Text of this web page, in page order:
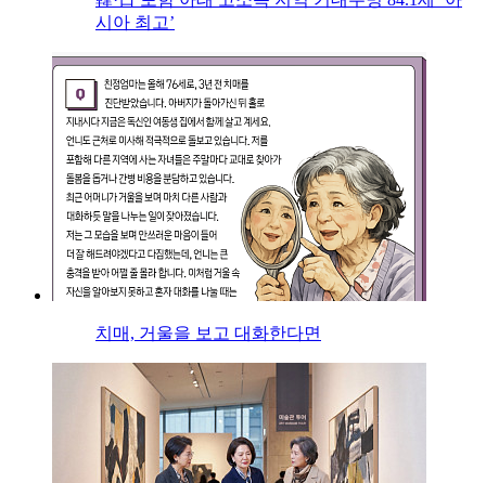
시아 최고’
치매, 거울을 보고 대화한다면